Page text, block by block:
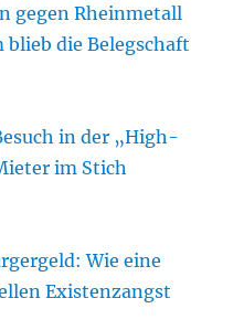
gegen Rheinmetall
blieb die Belegschaft
in der „High-
im Stich
Wie eine
Existenzangst